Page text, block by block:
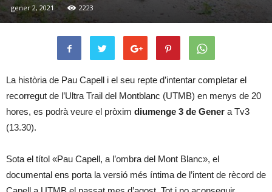
gener 2, 2021 2223
La història de Pau Capell i el seu repte d’intentar completar el
recorregut de l’Ultra Trail del Montblanc (UTMB) en menys de 20
hores, es podrà veure el pròxim diumenge 3 de Gener a Tv3
(13.30).
Sota el títol «Pau Capell, a l’ombra del Mont Blanc», el
documental ens porta la versió més íntima de l’intent de rècord de